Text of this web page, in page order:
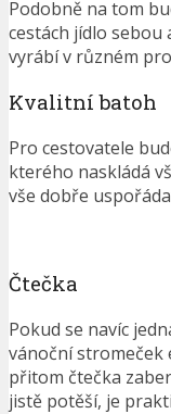
Podobně na tom
cestách jídlo sebou
vyrábí v různém
Kvalitní batoh
Pro cestovatele
kterého naskládá
vše dobře
Čtečka
Pokud se navíc
vánoční stromeček
přitom čtečka
jistě potěší, je